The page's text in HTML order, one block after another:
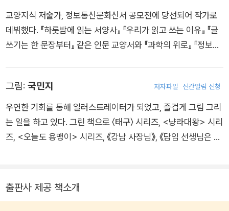
번 산 고양이일까? 아니면 고양이별에서 온 외계 생명체? 자신의
정체에 대해서는 철저히 함구하지만 글쓰기 지식만은 아낌없이
나누어 주는 고 선생과 함께 즐거운 글쓰기 수업이 시작된다. 그
이와 서윤이는 밴드 오디션, 캠핑, 수학여행, 거리 공연, 졸업식,
에세이 공모전 등 크고 작은 경험과 함께 성장해 나간다. 때와 장
소를 가리지 않고 글쓰기를 가르치는 고 선생 덕분에 글쓰기 실력
도 한 뼘 자라난다.
교양지식 저술가, 정보통신문화신서 공모전에 당선되어 작가로
데뷔했다. 『하룻밤에 읽는 서양사』 『우리가 읽고 쓰는 이유』 『글
쓰기는 한 문장부터』 같은 인문 교양서와 『과학의 위로』 『정보화
드』 『남자다운 게 뭔데?』 등을 한국어로 옮겼다. EBS와 창비교
육에서 논술 강사로, DMZ국제다큐영화제/창비 청소년 글쓰기
대회 심사위원으로 활동했다. 고등학교 세계사와 국어 교과서 2
0종에 글이 실려 있다. 교양지식 채널 ‘올읽쓰’를 운영 중이다.
그림: 국민지 저자파일 신간알림 신청
우연한 기회를 통해 일러스트레이터가 되었고, 즐겁게 그림 그리
는 일을 하고 있다. 그린 책으로 〈태구〉 시리즈, <냥라대왕> 시리
즈, <오늘도 용맹이> 시리즈, 《강남 사장님》, 《담임 선생님은 A
출판사 제공 책소개